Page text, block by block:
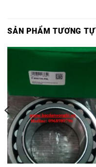
SẢN PHẨM TƯƠNG TỰ